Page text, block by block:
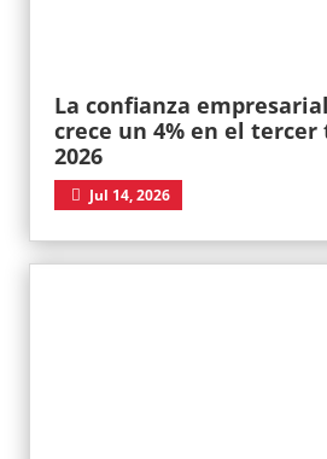
La confianza
crece un 4% en el
2026
Jul 14, 2026